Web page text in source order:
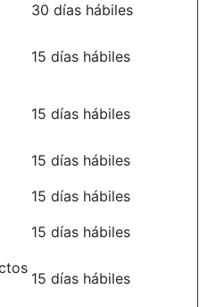
30 días hábiles
15 días hábiles
15 días hábiles
15 días hábiles
15 días hábiles
15 días hábiles
15 días hábiles